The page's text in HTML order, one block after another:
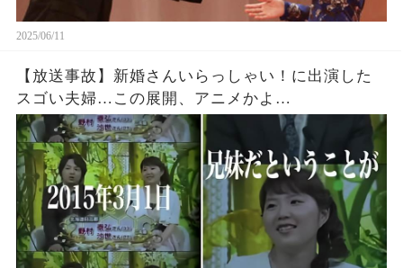
2025/06/11
【放送事故】新婚さんいらっしゃい！に出演した
スゴい夫婦…この展開、アニメかよ…